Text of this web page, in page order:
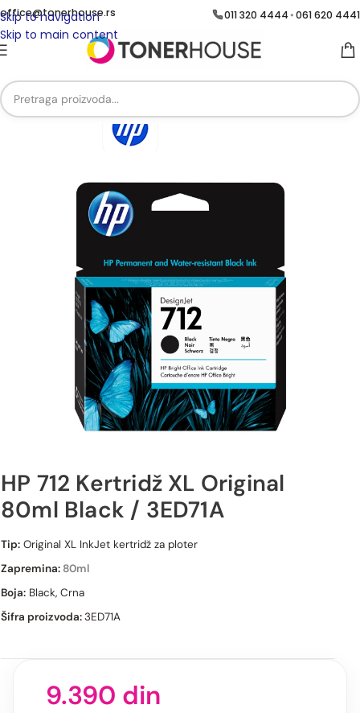
Skip to navigation
Skip to main content
office@tonerhouse.rs 011 320 4444 •061 620 4441
Početna
HP 712 Kertridž XL Original
80ml Black / 3ED71A
Tip: Original XL InkJet kertridž za ploter
Zapremina: 80ml
Boja: Black, Crna
Šifra proizvoda:3ED71A
9.390 din